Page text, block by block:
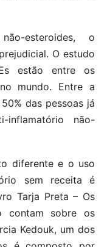
esteroides, o
O estudo
estão entre os
mundo. Entre a
das pessoas já
não-
diferente e o uso
sem receita é
Tarja Preta – Os
contam sobre os
Kedouk, um dos